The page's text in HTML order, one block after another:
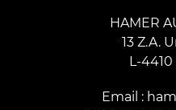
HAMER
13 Z.A.
L-
Email :